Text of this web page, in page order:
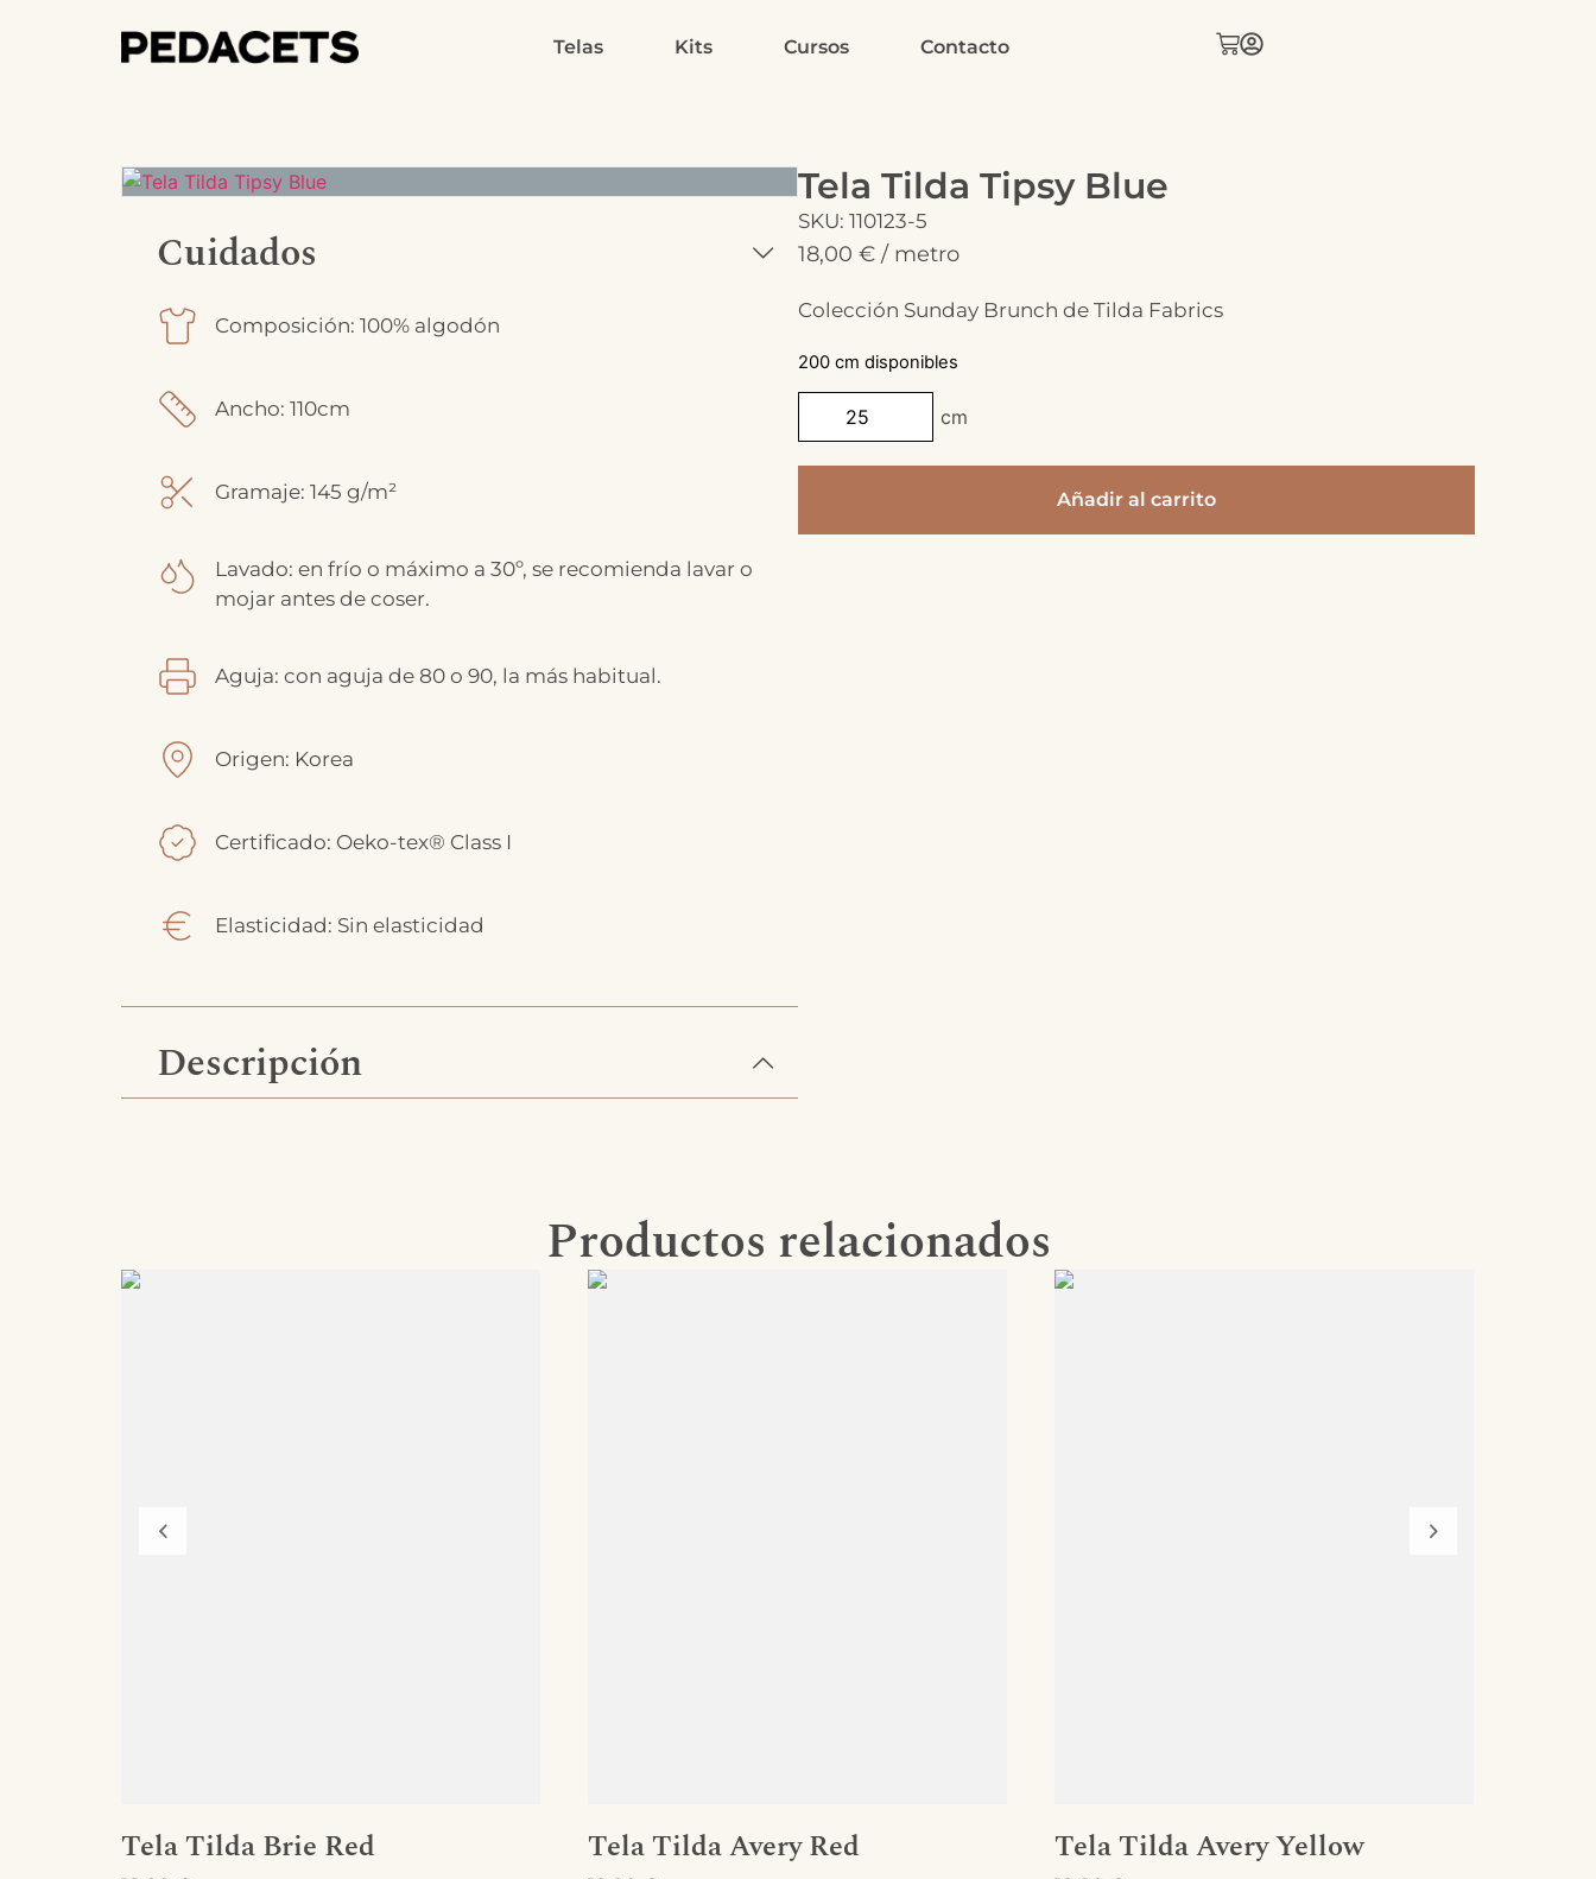
Telas Kits Cursos Contacto
Cuidados
Composición: 100% algodón
Ancho: 110cm
Gramaje: 145 g/m²
Lavado: en frío o máximo a 30º, se recomienda lavar o
mojar antes de coser.
Aguja: con aguja de 80 o 90, la más habitual.
Origen: Korea
Certificado: Oeko-tex® Class I
Elasticidad: Sin elasticidad
Descripción
Tela Tilda Tipsy Blue
SKU: 110123-5
18,00 € / metro
Colección Sunday Brunch de Tilda Fabrics
200 cm disponibles
cm
Añadir al carrito
Productos relacionados
Tela Tilda Brie Red Tela Tilda Avery Red Tela Tilda Avery Yellow